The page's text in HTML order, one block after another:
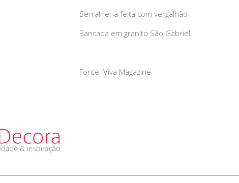
Serralheria feita com vergalhão
Bancada em granito São Gabriel
Fonte: Viva Magazine